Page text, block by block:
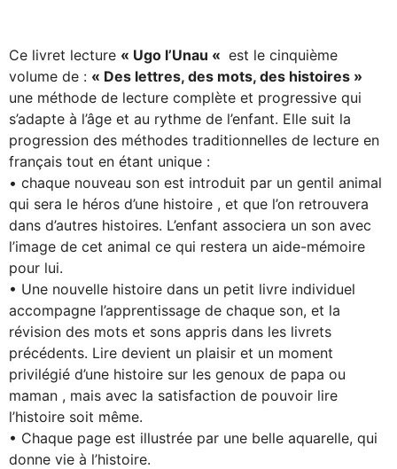
Ce livret lecture « Ugo l’Unau « est le cinquième
volume de : « Des lettres, des mots, des histoires »
une méthode de lecture complète et progressive qui
s’adapte à l’âge et au rythme de l’enfant. Elle suit la
progression des méthodes traditionnelles de lecture en
français tout en étant unique :
• chaque nouveau son est introduit par un gentil animal
qui sera le héros d’une histoire , et que l’on retrouvera
dans d’autres histoires. L’enfant associera un son avec
l’image de cet animal ce qui restera un aide-mémoire
pour lui.
• Une nouvelle histoire dans un petit livre individuel
accompagne l’apprentissage de chaque son, et la
révision des mots et sons appris dans les livrets
précédents. Lire devient un plaisir et un moment
privilégié d’une histoire sur les genoux de papa ou
maman , mais avec la satisfaction de pouvoir lire
l’histoire soit même.
• Chaque page est illustrée par une belle aquarelle, qui
donne vie à l’histoire.